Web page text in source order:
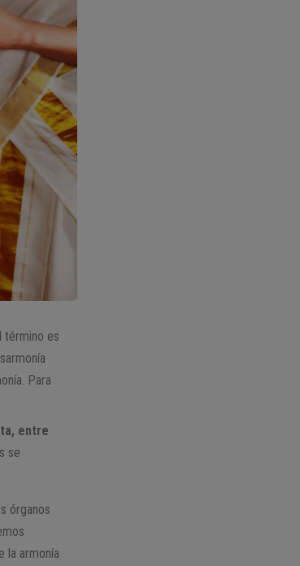
término es
Para
entre
se
órganos
la armonía